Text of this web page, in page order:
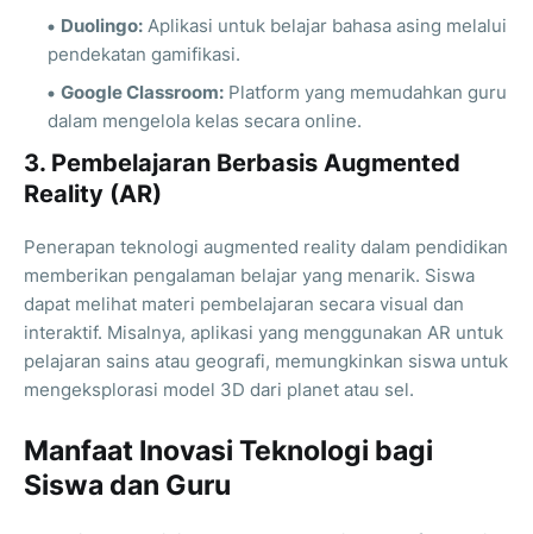
Duolingo: Aplikasi untuk belajar bahasa asing melalui
pendekatan gamifikasi.
Google Classroom: Platform yang memudahkan guru
dalam mengelola kelas secara online.
3. Pembelajaran Berbasis Augmented
Reality (AR)
Penerapan teknologi augmented reality dalam pendidikan
memberikan pengalaman belajar yang menarik. Siswa
dapat melihat materi pembelajaran secara visual dan
interaktif. Misalnya, aplikasi yang menggunakan AR untuk
pelajaran sains atau geografi, memungkinkan siswa untuk
mengeksplorasi model 3D dari planet atau sel.
Manfaat Inovasi Teknologi bagi
Siswa dan Guru